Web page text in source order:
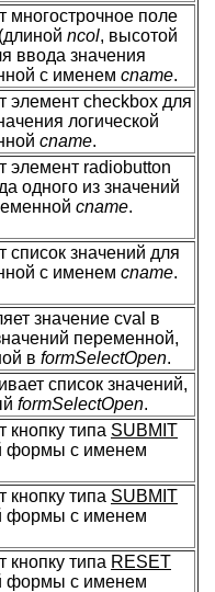
многострочное поле
ncol, высотой
ввода значения
с именем cname.
элемент checkbox для
логической
cname.
элемент radiobutton
одного из значений
cname.
список значений для
с именем cname.
значение cval в
переменной,
в formSelectOpen.
список значений,
formSelectOpen.
кнопку типа SUBMIT
формы с именем
кнопку типа SUBMIT
формы с именем
кнопку типа RESET
формы с именем